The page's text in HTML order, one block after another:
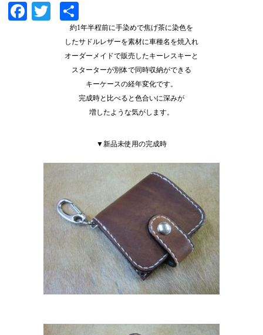
Facebook
Twitter
有
約1年半程前に手染めで焦げ茶に染色を
したサドルレザーを素材に車種名を焼入れ
オーダーメイドで販売したキーレスキーと
スターターが別体で同時収納ができる
キーケースの経年変化です。
完成時と比べると色合いに深みが
増したような気がします。
▼新品未使用の完成時